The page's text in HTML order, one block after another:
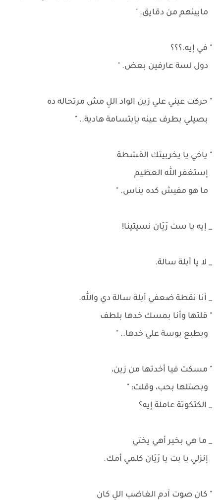
مابينهم من دقايق. "
" في إيه.؟؟؟
دول لسة عارفين بعض. "
" حركت عيني علي زين الواد اللِ مش مرتحاله ده
بصيلي بطرف عينه بإبتسامة هادية.. "
" ياخي يا يخربيتك القشطة
إستغفر الله العظيم
ما هو مفيش كده يناس. "
_ إيه يا ست رَيَان نسيتينا!
_ لا يا أبلة سالة.
_ أنا نقطة ضعفي أبلة سالة دي والله.
" قلتها وأنا بمسك خدها بلطف
وبطبع بوسة علي خدها.. "
" مسكت فيا أخدتها من زين،
وبصتلها بحب، وقلت: "
_ الكتكوتة عاملة إيه؟
_ ما هي بخير أهي يختي
إنزلي يا بت يا رَيَان كلمي أمك.
" كان صوت آدم الغاضب اللِ كان